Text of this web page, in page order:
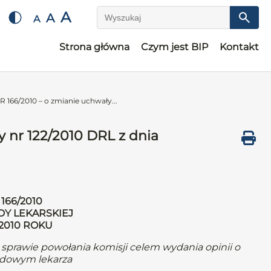
A A A Wyszukaj
Strona główna Czym jest BIP Kontakt
166/2010 – o zmianie uchwały...
nr 122/2010 DRL z dnia
2010
LEKARSKIEJ
ROKU
sprawie powołania komisji celem wydania opinii o
lekarza